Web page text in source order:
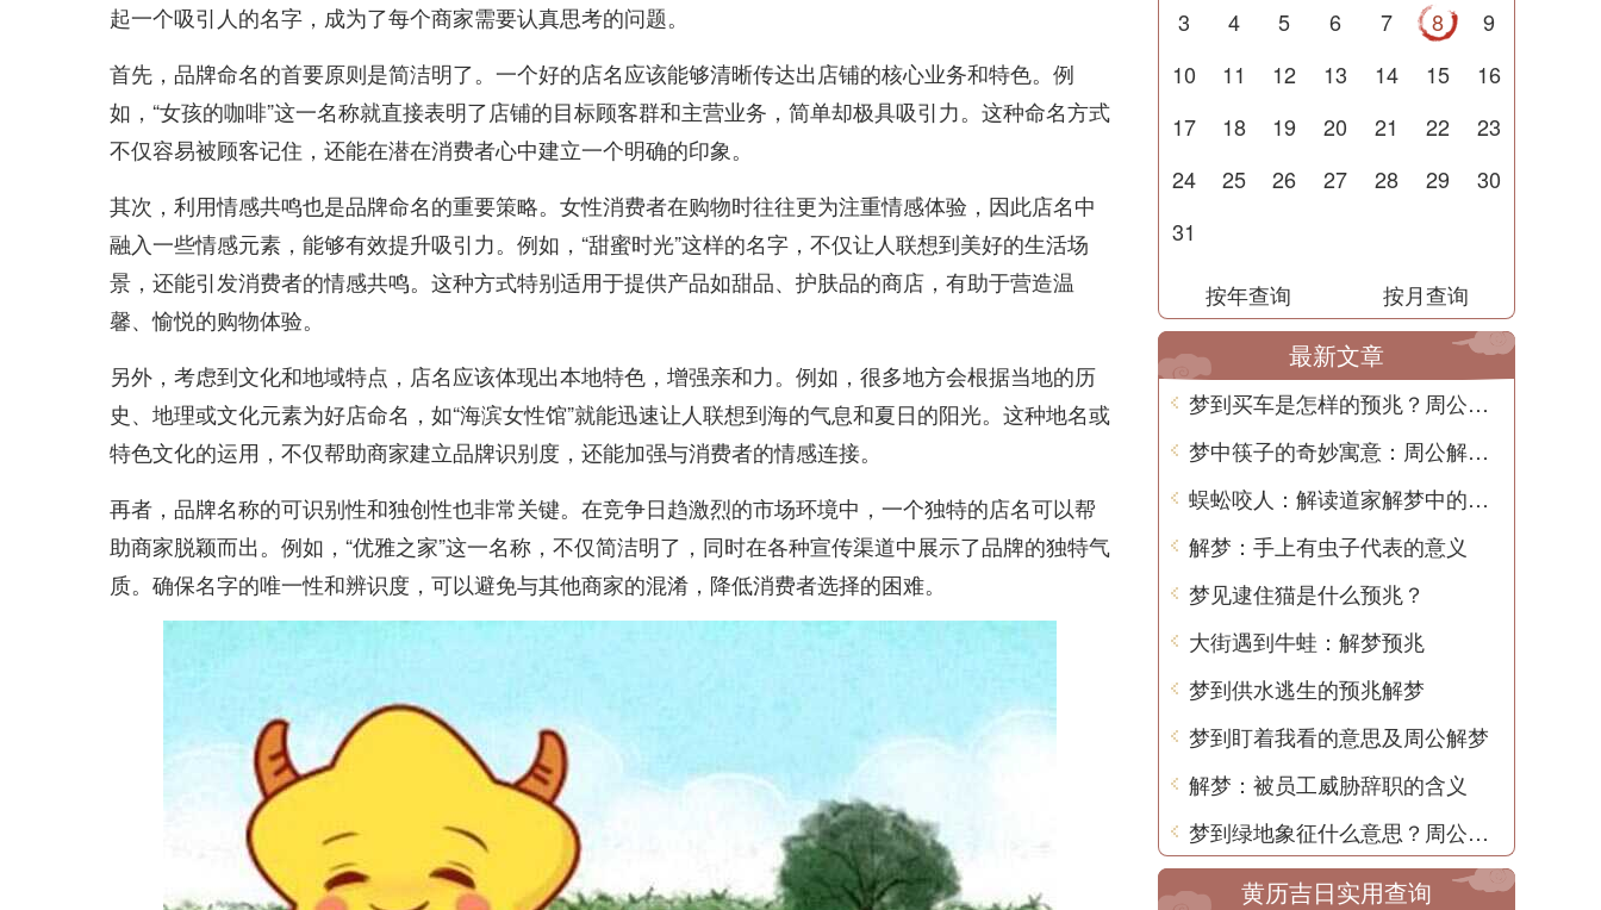
起一个吸引人的名字，成为了每个商家需要认真思考的问题。
首先，品牌命名的首要原则是简洁明了。一个好的店名应该能够清晰传达出店铺的核心业务和特色。例
如，“女孩的咖啡”这一名称就直接表明了店铺的目标顾客群和主营业务，简单却极具吸引力。这种命名方式
不仅容易被顾客记住，还能在潜在消费者心中建立一个明确的印象。
其次，利用情感共鸣也是品牌命名的重要策略。女性消费者在购物时往往更为注重情感体验，因此店名中
融入一些情感元素，能够有效提升吸引力。例如，“甜蜜时光”这样的名字，不仅让人联想到美好的生活场
景，还能引发消费者的情感共鸣。这种方式特别适用于提供产品如甜品、护肤品的商店，有助于营造温
馨、愉悦的购物体验。
另外，考虑到文化和地域特点，店名应该体现出本地特色，增强亲和力。例如，很多地方会根据当地的历
史、地理或文化元素为好店命名，如“海滨女性馆”就能迅速让人联想到海的气息和夏日的阳光。这种地名或
特色文化的运用，不仅帮助商家建立品牌识别度，还能加强与消费者的情感连接。
再者，品牌名称的可识别性和独创性也非常关键。在竞争日趋激烈的市场环境中，一个独特的店名可以帮
助商家脱颖而出。例如，“优雅之家”这一名称，不仅简洁明了，同时在各种宣传渠道中展示了品牌的独特气
质。确保名字的唯一性和辨识度，可以避免与其他商家的混淆，降低消费者选择的困难。
3
4 5 6 7 8
9
10
11 12 13 14 15
16
17
18 19 20 21 22
23
24
25 26 27 28 29
30
31
按年查询 按月查询
最新文章
梦到买车是怎样的预兆？周公解梦用中文告诉你
梦中筷子的奇妙寓意：周公解梦告诉你的隐藏信息
蜈蚣咬人：解读道家解梦中的奥秘
解梦：手上有虫子代表的意义
梦见逮住猫是什么预兆？
大街遇到牛蛙：解梦预兆
梦到供水逃生的预兆解梦
梦到盯着我看的意思及周公解梦
解梦：被员工威胁辞职的含义
梦到绿地象征什么意思？周公解梦
黄历吉日实用查询